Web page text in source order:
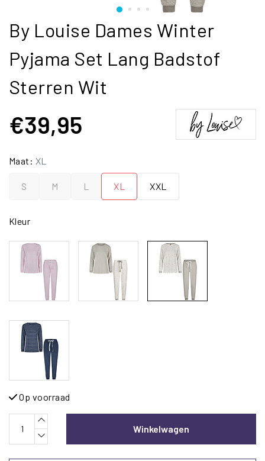
By Louise Dames Winter
Pyjama Set Lang Badstof
Sterren Wit
€39,95
Maat: XL
S M L XL XXL
Kleur
Op voorraad
Winkelwagen